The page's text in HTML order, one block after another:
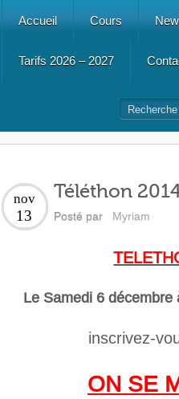
Accueil Cours
Tarifs 2026 – 2027
Téléthon
nov
13 Posté par Myriam
Le Samedi 6
inscrivez-
ON SE